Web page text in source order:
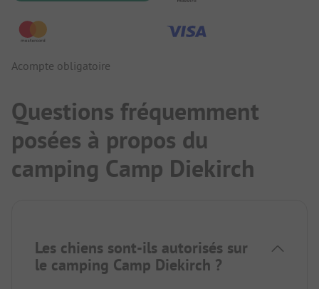
Acompte obligatoire
Questions fréquemment
posées à propos du
camping Camp Diekirch
Les chiens sont-ils autorisés sur
le camping Camp Diekirch ?